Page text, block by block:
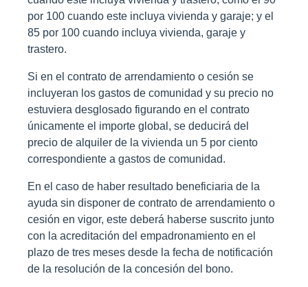
por 100 cuando este incluya vivienda y garaje; y el
85 por 100 cuando incluya vivienda, garaje y
trastero.
Si en el contrato de arrendamiento o cesión se
incluyeran los gastos de comunidad y su precio no
estuviera desglosado figurando en el contrato
únicamente el importe global, se deducirá del
precio de alquiler de la vivienda un 5 por ciento
correspondiente a gastos de comunidad.
En el caso de haber resultado beneficiaria de la
ayuda sin disponer de contrato de arrendamiento o
cesión en vigor, este deberá haberse suscrito junto
con la acreditación del empadronamiento en el
plazo de tres meses desde la fecha de notificación
de la resolución de la concesión del bono.